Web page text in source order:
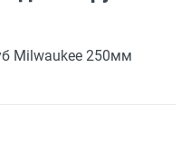
Milwaukee 250мм